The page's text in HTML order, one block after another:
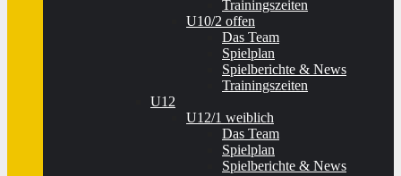
Trainingszeiten
U10/2 offen
Das Team
Spielplan
Spielberichte & News
Trainingszeiten
U12
U12/1 weiblich
Das Team
Spielplan
Spielberichte & News